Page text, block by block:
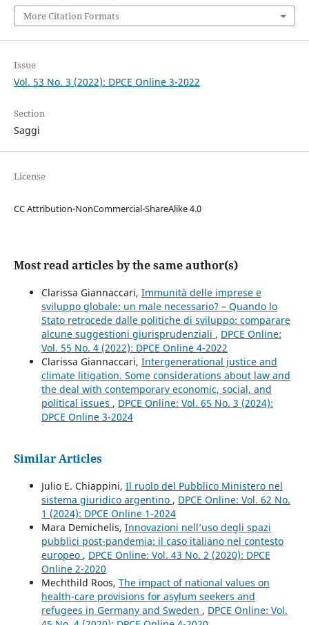
More Citation Formats
Issue
Vol. 53 No. 3 (2022): DPCE Online 3-2022
Section
Saggi
License
CC Attribution-NonCommercial-ShareAlike 4.0
Most read articles by the same author(s)
Clarissa Giannaccari, Immunità delle imprese e
sviluppo globale: un male necessario? – Quando lo
Stato retrocede dalle politiche di sviluppo: comparare
alcune suggestioni giurisprudenziali , DPCE Online:
Vol. 55 No. 4 (2022): DPCE Online 4-2022
Clarissa Giannaccari, Intergenerational justice and
climate litigation. Some considerations about law and
the deal with contemporary economic, social, and
political issues , DPCE Online: Vol. 65 No. 3 (2024):
DPCE Online 3-2024
Similar Articles
Julio E. Chiappini, Il ruolo del Pubblico Ministero nel
sistema giuridico argentino , DPCE Online: Vol. 62 No.
1 (2024): DPCE Online 1-2024
Mara Demichelis, Innovazioni nell’uso degli spazi
pubblici post-pandemia: il caso italiano nel contesto
europeo , DPCE Online: Vol. 43 No. 2 (2020): DPCE
Online 2-2020
Mechthild Roos, The impact of national values on
health-care provisions for asylum seekers and
refugees in Germany and Sweden , DPCE Online: Vol.